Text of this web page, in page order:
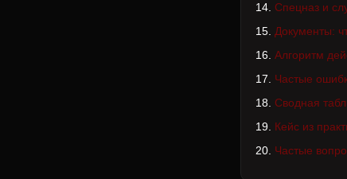
Спецназ и
Документы:
Алгоритм
Частые
Сводная
Кейс из
Частые